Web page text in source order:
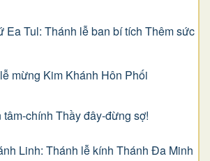
Ea Tul: Thánh lễ ban bí tích Thêm sức
mừng Kim Khánh Hôn Phối
tâm-chính Thầy đây-đừng sợ!
Linh: Thánh lễ kính Thánh Đa Minh